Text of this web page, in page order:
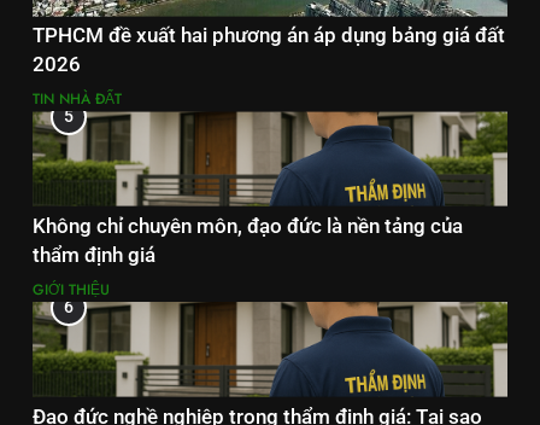
TPHCM đề xuất hai phương án áp dụng bảng giá đất
2026
TIN NHÀ ĐẤT
5
Không chỉ chuyên môn, đạo đức là nền tảng của
thẩm định giá
GIỚI THIỆU
6
Đạo đức nghề nghiệp trong thẩm định giá: Tại sao